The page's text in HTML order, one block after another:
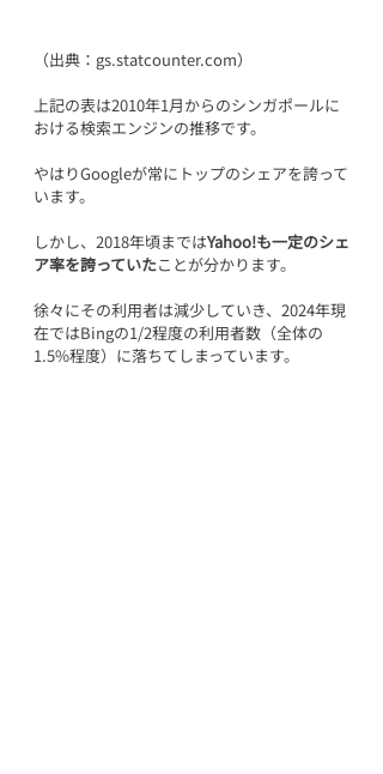
（出典：gs.statcounter.com）
上記の表は2010年1月からのシンガポールに
おける検索エンジンの推移です。
やはりGoogleが常にトップのシェアを誇って
います。
しかし、2018年頃まではYahoo!も一定のシェ
ア率を誇っていたことが分かります。
徐々にその利用者は減少していき、2024年現
在ではBingの1/2程度の利用者数（全体の
1.5%程度）に落ちてしまっています。